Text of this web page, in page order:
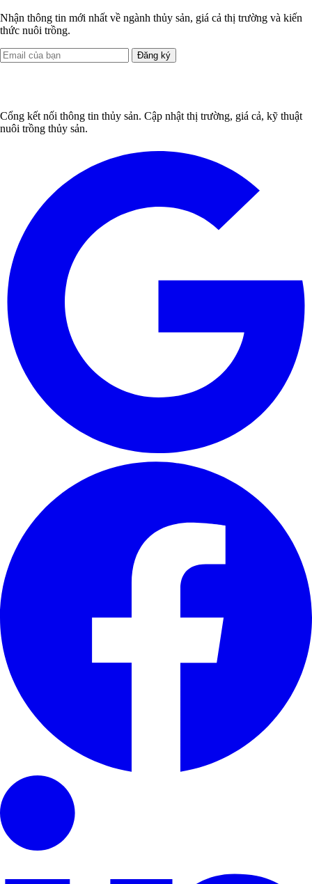
Nhận thông tin mới nhất về ngành thủy sản, giá cả thị trường và kiến
thức nuôi trồng.
Đăng ký
Cổng kết nối thông tin thủy sản. Cập nhật thị trường, giá cả, kỹ thuật
nuôi trồng thủy sản.